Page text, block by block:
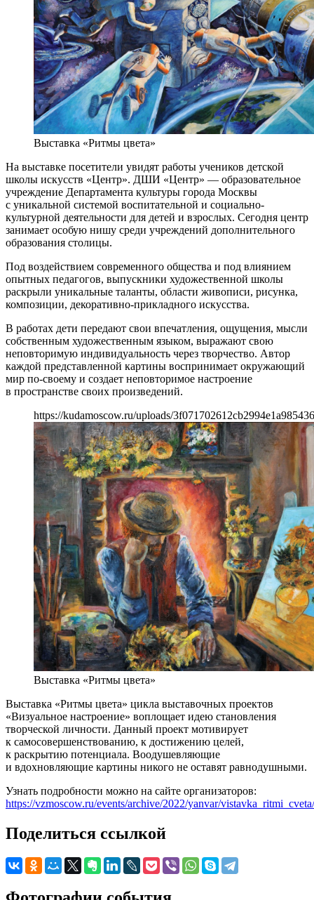
Выставка «Ритмы цвета»
На выставке посетители увидят работы учеников детской
школы искусств «Центр». ДШИ «Центр» — образовательное
учреждение Департамента культуры города Москвы
с уникальной системой воспитательной и социально-
культурной деятельности для детей и взрослых. Сегодня центр
занимает особую нишу среди учреждений дополнительного
образования столицы.
Под воздействием современного общества и под влиянием
опытных педагогов, выпускники художественной школы
раскрыли уникальные таланты, области живописи, рисунка,
композиции, декоративно-прикладного искусства.
В работах дети передают свои впечатления, ощущения, мысли
собственным художественным языком, выражают свою
неповторимую индивидуальность через творчество. Автор
каждой представленной картины воспринимает окружающий
мир по-своему и создает неповторимое настроение
в пространстве своих произведений.
https://kudamoscow.ru/uploads/
Выставка «Ритмы цвета»
Выставка «Ритмы цвета» цикла выставочных проектов
«Визуальное настроение» воплощает идею становления
творческой личности. Данный проект мотивирует
к самосовершенствованию, к достижению целей,
к раскрытию потенциала. Воодушевляющие
и вдохновляющие картины никого не оставят равнодушными.
Узнать подробности можно на сайте организаторов:
https://vzmoscow.ru/events/archive/2022/yanvar/
Поделиться ссылкой